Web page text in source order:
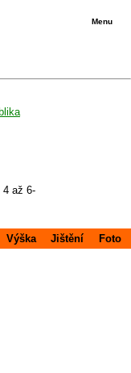
Menu
4 až 6-
Výška Jištění
Foto